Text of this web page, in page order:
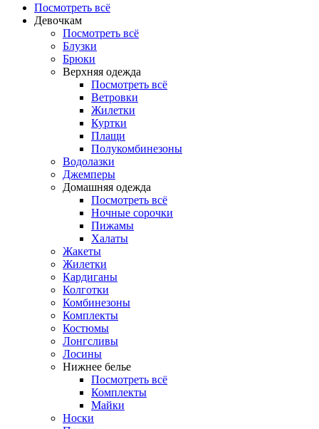
Посмотреть всё
Девочкам
Посмотреть всё
Блузки
Брюки
Верхняя одежда
Посмотреть всё
Ветровки
Жилетки
Куртки
Плащи
Полукомбинезоны
Водолазки
Джемперы
Домашняя одежда
Посмотреть всё
Ночные сорочки
Пижамы
Халаты
Жакеты
Жилетки
Кардиганы
Колготки
Комбинезоны
Комплекты
Костюмы
Лонгсливы
Лосины
Нижнее белье
Посмотреть всё
Комплекты
Майки
Носки